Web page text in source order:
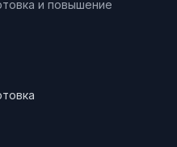
и повышение